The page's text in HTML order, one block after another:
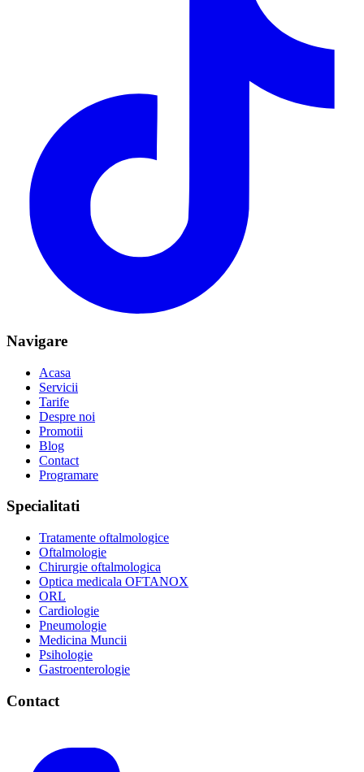
Navigare
Acasa
Servicii
Tarife
Despre noi
Promotii
Blog
Contact
Programare
Specialitati
Tratamente oftalmologice
Oftalmologie
Chirurgie oftalmologica
Optica medicala OFTANOX
ORL
Cardiologie
Pneumologie
Medicina Muncii
Psihologie
Gastroenterologie
Contact